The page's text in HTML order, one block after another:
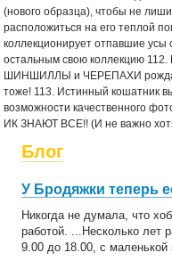
Блог
У Бродяжки теперь
Никогда не думала, что
работой. ...Несколько лет
9.00 до 18.00, с